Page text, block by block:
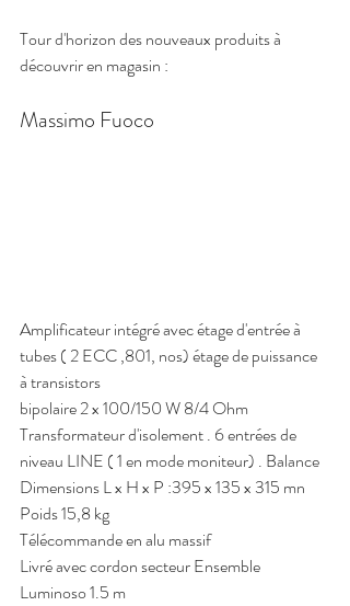
Tour d'horizon des nouveaux produits à
découvrir en magasin :
Massimo Fuoco
Amplificateur intégré avec étage d'entrée à
tubes ( 2 ECC ,801, nos) étage de puissance
à transistors
bipolaire 2 x 100/150 W 8/4 Ohm
Transformateur d'isolement . 6 entrées de
niveau LINE ( 1 en mode moniteur) . Balance
Dimensions L x H x P :395 x 135 x 315 mn
Poids 15,8 kg
Télécommande en alu massif
Livré avec cordon secteur Ensemble
Luminoso 1.5 m